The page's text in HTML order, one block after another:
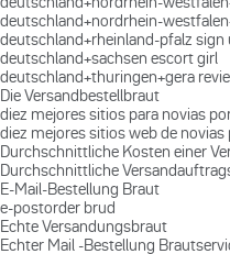
deutschland+nordrhein-
deutschland+rheinland-pfalz sign
deutschland+sachsen escort girl
deutschland+thuringen+gera
Die Versandbestellbraut
diez mejores sitios para novias
diez mejores sitios web de novias
Durchschnittliche Kosten einer
Durchschnittliche
E-Mail-Bestellung Braut
e-postorder brud
Echte Versandungsbraut
Echter Mail -Bestellung